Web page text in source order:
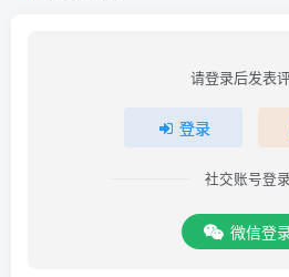
请登录后发表
登录
社交账号登录
微信登